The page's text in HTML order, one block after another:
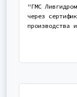
"ГМС
через
производства